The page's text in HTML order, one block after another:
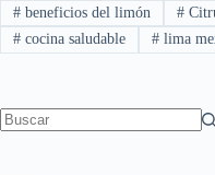
#beneficios del limón #
#cocina saludable #lima